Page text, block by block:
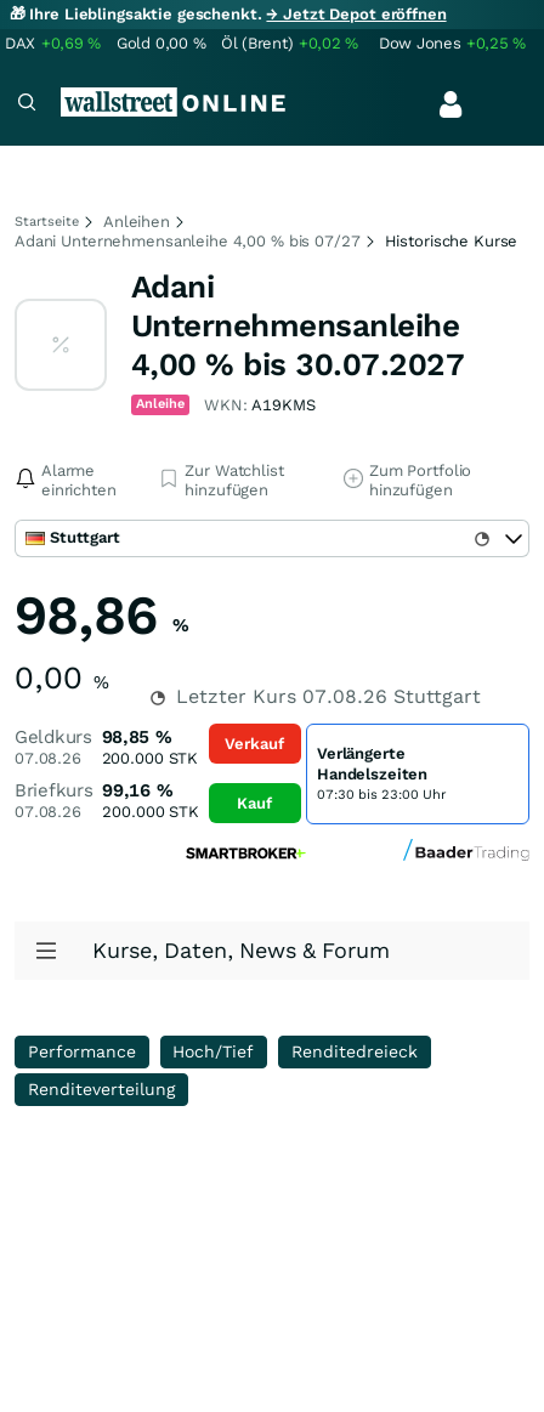
🎁 Ihre Lieblingsaktie geschenkt.→ Jetzt Depot eröffnen
DAX +0,69% Gold 0,00 % Öl (Brent) +0,02% Dow Jones +0,25%
Startseite
Anleihen
Adani Unternehmensanleihe 4,00 % bis 07/27
Historische Kurse
Adani
Unternehmensanleihe
4,00 % bis 30.07.2027
Anleihe WKN:A19KMS
Alarme
einrichten
Zur Watchlist
hinzufügen
Zum Portfolio
hinzufügen
Stuttgart
98,86 %
0,00 %
Letzter Kurs 07.08.26 Stuttgart
Geldkurs
07.08.26
98,85 %
200.000STK
Briefkurs
07.08.26
99,16 %
200.000STK
Verkauf
Kauf
Verlängerte
Handelszeiten
07:30 bis 23:00 Uhr
Kurse, Daten, News & Forum
Performance Hoch/Tief
Renditedreieck
Renditeverteilung